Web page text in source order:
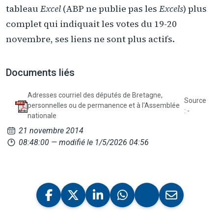
tableauExcel (ABP ne publie pas les Excels) plus
complet qui indiquait les votes du 19-20
novembre, ses liens ne sont plus actifs.
Documents liés
Adresses courriel des députés de Bretagne,
personnelles ou de permanence et à l'Assemblée
nationale
Source
: -
21 novembre 2014
08:48:00 — modifié le 1/5/2026 04:56